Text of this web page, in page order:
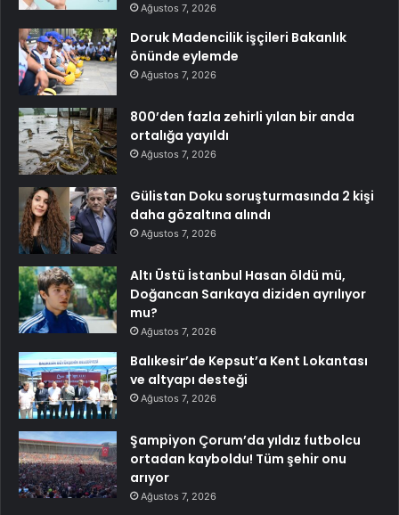
Ağustos 7, 2026
Doruk Madencilik işçileri Bakanlık
önünde eylemde
Ağustos 7, 2026
800’den fazla zehirli yılan bir anda
ortalığa yayıldı
Ağustos 7, 2026
Gülistan Doku soruşturmasında 2 kişi
daha gözaltına alındı
Ağustos 7, 2026
Altı Üstü İstanbul Hasan öldü mü,
Doğancan Sarıkaya diziden ayrılıyor
mu?
Ağustos 7, 2026
Balıkesir’de Kepsut’a Kent Lokantası
ve altyapı desteği
Ağustos 7, 2026
Şampiyon Çorum’da yıldız futbolcu
ortadan kayboldu! Tüm şehir onu
arıyor
Ağustos 7, 2026